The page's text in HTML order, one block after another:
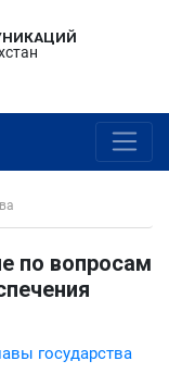
по вопросам
государства